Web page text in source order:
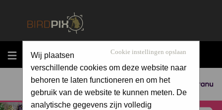
MENU
Sponsored by
Cookie instellingen opslaan
Wij plaatsen
verschillende cookies om deze website naar
behoren te laten functioneren en om het
gebruik van de website te kunnen meten. De
analytische gegevens zijn volledig